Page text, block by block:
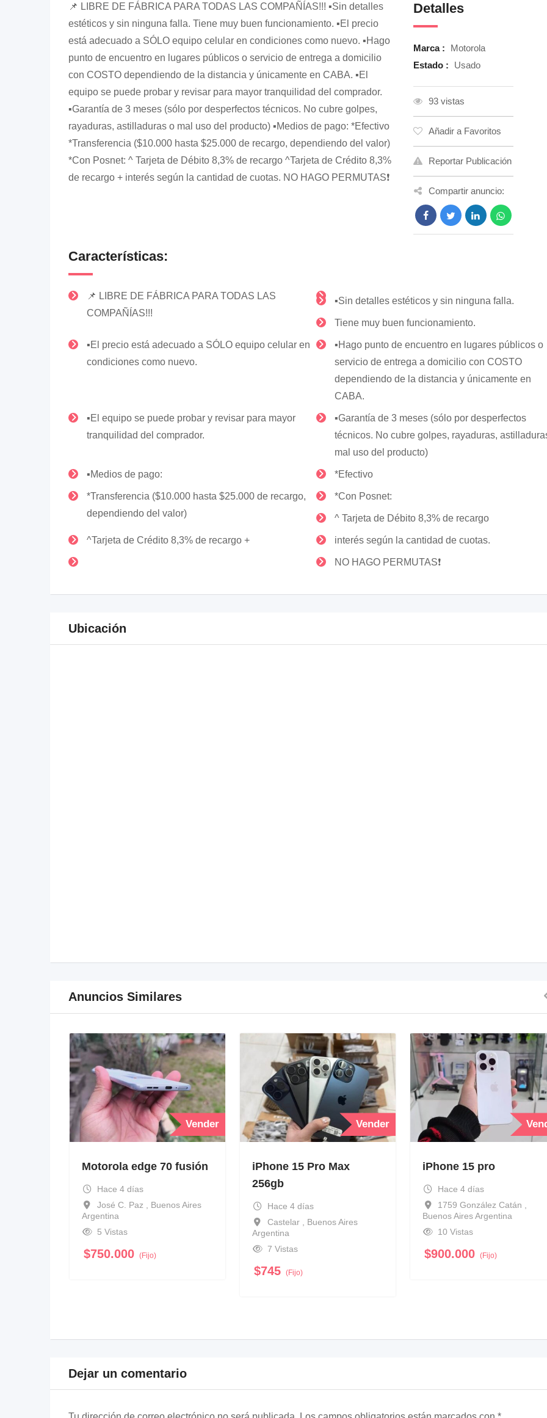
📌 LIBRE DE FÁBRICA PARA TODAS LAS COMPAÑÍAS!!! ▪️Sin detalles
estéticos y sin ninguna falla. Tiene muy buen funcionamiento. ▪️El precio
está adecuado a SÓLO equipo celular en condiciones como nuevo. ▪️Hago
punto de encuentro en lugares públicos o servicio de entrega a domicilio
con COSTO dependiendo de la distancia y únicamente en CABA. ▪️El
equipo se puede probar y revisar para mayor tranquilidad del comprador.
▪️Garantía de 3 meses (sólo por desperfectos técnicos. No cubre golpes,
rayaduras, astilladuras o mal uso del producto) ▪️Medios de pago: *Efectivo
*Transferencia ($10.000 hasta $25.000 de recargo, dependiendo del valor)
*Con Posnet: ^ Tarjeta de Débito 8,3% de recargo ^Tarjeta de Crédito 8,3%
de recargo + interés según la cantidad de cuotas. NO HAGO PERMUTAS❗
Detalles
Marca :
Motorola
Estado :
Usado
93 vistas
Añadir a Favoritos
Reportar Publicación
Compartir anuncio:
Características:
📌 LIBRE DE FÁBRICA PARA TODAS LAS
COMPAÑÍAS!!!
▪️Sin detalles estéticos y sin ninguna falla.
Tiene muy buen funcionamiento.
▪️El precio está adecuado a SÓLO equipo celular en
condiciones como nuevo.
▪️Hago punto de encuentro en lugares públicos o
servicio de entrega a domicilio con COSTO
dependiendo de la distancia y únicamente en
CABA.
▪️El equipo se puede probar y revisar para mayor
tranquilidad del comprador.
▪️Garantía de 3 meses (sólo por desperfectos
técnicos. No cubre golpes, rayaduras,
mal uso del producto)
▪️Medios de pago: *Efectivo
*Transferencia ($10.000 hasta $25.000 de recargo,
dependiendo del valor)
*Con Posnet:
^ Tarjeta de Débito 8,3% de recargo
^Tarjeta de Crédito 8,3% de recargo + interés según la cantidad de cuotas.
NO HAGO PERMUTAS❗
Ubicación
Anuncios Similares
Vender
Motorola edge 70 fusión
Hace 4 días
José C. Paz , Buenos Aires
Argentina
5 Vistas
$750.000 (Fijo)
Vender
iPhone 15 Pro Max
256gb
Hace 4 días
Castelar , Buenos Aires
Argentina
7 Vistas
$745 (Fijo)
iPhone 15 pro
Hace 4 días
1759 González Catán ,
Buenos Aires Argentina
10 Vistas
$900.000 (Fijo)
Dejar un comentario